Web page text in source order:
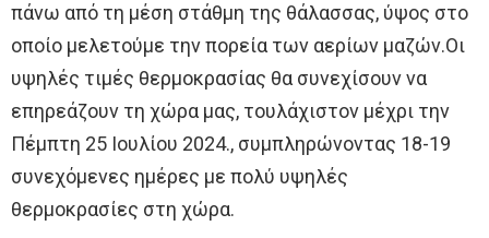
πάνω από τη μέση στάθμη της θάλασσας, ύψος στο
οποίο μελετούμε την πορεία των αερίων μαζών.Οι
υψηλές τιμές θερμοκρασίας θα συνεχίσουν να
επηρεάζουν τη χώρα μας, τουλάχιστον μέχρι την
Πέμπτη 25 Ιουλίου 2024., συμπληρώνοντας 18-19
συνεχόμενες ημέρες με πολύ υψηλές
θερμοκρασίες στη χώρα.